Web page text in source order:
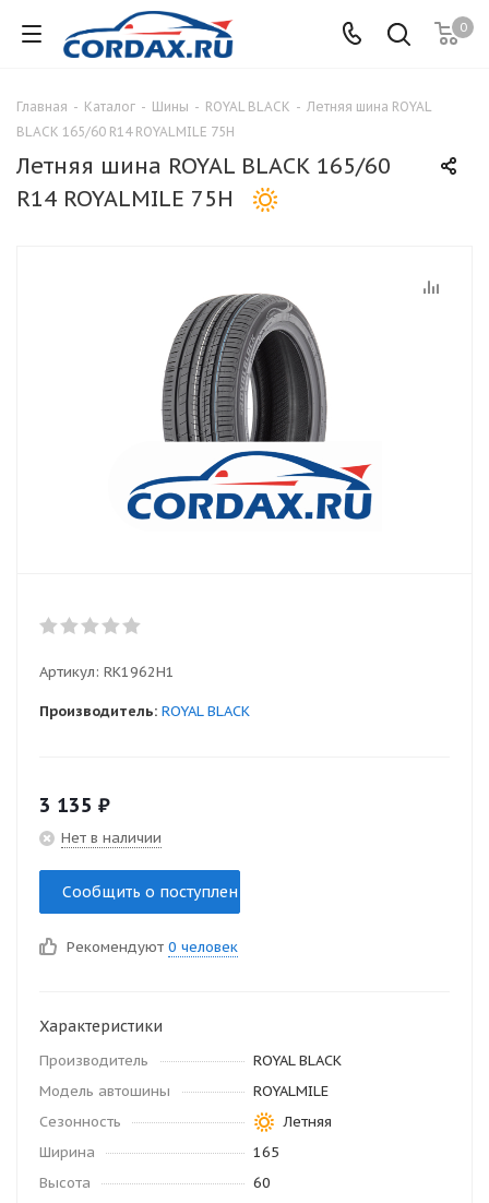
0
Главная - Каталог - Шины - ROYAL BLACK - Летняя шина ROYAL
BLACK 165/60 R14 ROYALMILE 75H
Летняя шина ROYAL BLACK 165/60
R14 ROYALMILE 75H
Артикул: RK1962H1
Производитель: ROYAL BLACK
3 135 ₽
Нет в наличии
Сообщить о поступлении
Рекомендуют 0 человек
Характеристики
Производитель
ROYAL BLACK
Модель автошины
ROYALMILE
Сезонность
Летняя
Ширина
165
Высота
60